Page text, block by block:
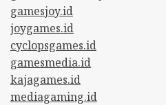
gamesjoy.id
joygames.id
cyclopsgames.id
gamesmedia.id
kajagames.id
mediagaming.id